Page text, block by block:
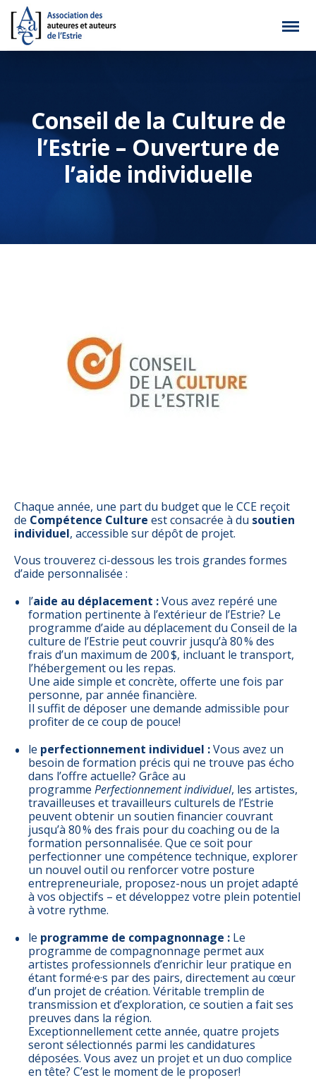
Conseil de la Culture de
l’Estrie – Ouverture de
l’aide individuelle
Chaque année, une part du budget que le CCE reçoit
de Compétence Culture est consacrée à du soutien
individuel, accessible sur dépôt de projet.
Vous trouverez ci-dessous les trois grandes formes
d’aide personnalisée :
l’aide au déplacement :Vous avez repéré une
formation pertinente à l’extérieur de l’Estrie? Le
programme d’aide au déplacement du Conseil de la
culture de l’Estrie peut couvrir jusqu’à 80 % des
frais d’un maximum de 200 $, incluant le transport,
l’hébergement ou les repas.
Une aide simple et concrète, offerte une fois par
personne, par année financière.
Il suffit de déposer une demande admissible pour
profiter de ce coup de pouce!
le perfectionnement individuel :Vous avez un
besoin de formation précis qui ne trouve pas écho
dans l’offre actuelle? Grâce au
programme Perfectionnement individuel, les artistes,
travailleuses et travailleurs culturels de l’Estrie
peuvent obtenir un soutien financier couvrant
jusqu’à 80 % des frais pour du coaching ou de la
formation personnalisée. Que ce soit pour
perfectionner une compétence technique, explorer
un nouvel outil ou renforcer votre posture
entrepreneuriale, proposez-nous un projet adapté
à vos objectifs – et développez votre plein potentiel
à votre rythme.
le programme de compagnonnage : Le
programme de compagnonnage permet aux
artistes professionnels d’enrichir leur pratique en
étant formé·e·s par des pairs, directement au cœur
d’un projet de création. Véritable tremplin de
transmission et d’exploration, ce soutien a fait ses
preuves dans la région.
Exceptionnellement cette année, quatre projets
seront sélectionnés parmi les candidatures
déposées. Vous avez un projet et un duo complice
en tête? C’est le moment de le proposer!